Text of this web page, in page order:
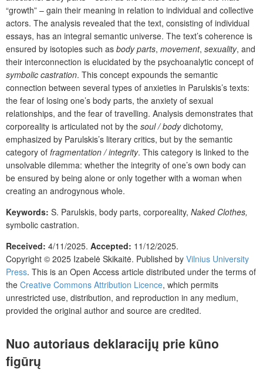
“growth” – gain their meaning in relation to individual and collective
actors. The analysis revealed that the text, consisting of individual
essays, has an integral semantic universe. The text’s coherence is
ensured by isotopies such as body parts, movement, sexuality, and
their interconnection is elucidated by the psychoanalytic concept of
symbolic castration. This concept expounds the semantic
connection between several types of anxieties in Parulskis’s texts:
the fear of losing one’s body parts, the anxiety of sexual
relationships, and the fear of travelling. Analysis demonstrates that
corporeality is articulated not by the soul / bodydichotomy,
emphasized by Parulskis’s literary critics, but by the semantic
category of fragmentation / integrity. This category is linked to the
unsolvable dilemma: whether the integrity of one’s own body can
be ensured by being alone or only together with a woman when
creating an androgynous whole.
Keywords: S. Parulskis, body parts, corporeality, Naked Clothes,
symbolic castration.
Received: 4/11/2025. Accepted: 11/12/2025.
Copyright © 2025 Izabelė Skikaitė. Published by Vilnius University
Press. This is an Open Access article distributed under the terms of
the Creative Commons Attribution Licence, which permits
unrestricted use, distribution, and reproduction in any medium,
provided the original author and source are credited.
Nuo autoriaus deklaracijų prie kūno
figūrų